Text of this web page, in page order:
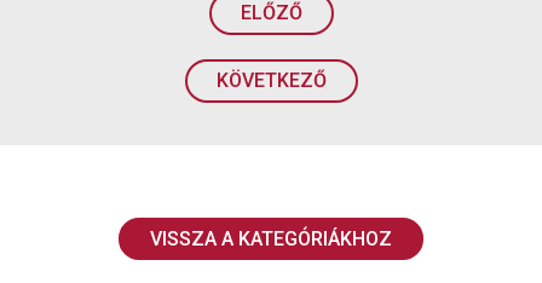
ELŐZŐ
KÖVETKEZŐ
VISSZA A KATEGÓRIÁKHOZ